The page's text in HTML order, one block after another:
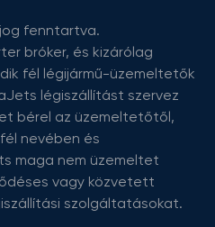
fenntartva.
bróker, és kizárólag
fél légijármű-üzemeltetők
légiszállítást szervez
bérel az üzemeltetőtől,
nevében és
maga nem üzemeltet
vagy közvetett
szolgáltatásokat.